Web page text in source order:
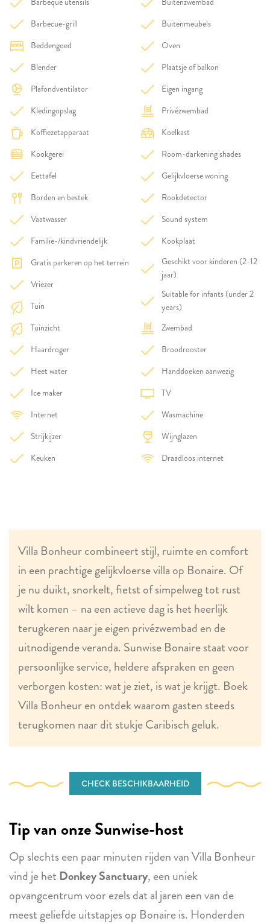
Barbecue-grill
Beddengoed
Blender
Plafondventilator
Kledingopslag
Koffiezetapparaat
Kookgerei
Eettafel
Borden en bestek
Vaatwasser
Familie-/kindvriendelijk
Gratis parkeren op het terrein
Vriezer
Tuin
Tuinzicht
Haardroger
Heet water
Ice maker
Internet
Strijkijzer
Keuken
Buitenmeubels
Oven
Plaatsje of balkon
Eigen ingang
Privézwembad
Koelkast
Room-darkening shades
Gelijkvloerse woning
Rookdetector
Sound system
Kookplaat
Geschikt voor kinderen (2-12
jaar)
Suitable for infants (under 2
years)
Zwembad
Broodrooster
Handdoeken aanwezig
TV
Wasmachine
Wijnglazen
Draadloos internet
Villa Bonheur combineert stijl, ruimte en comfort
in een prachtige gelijkvloerse villa op Bonaire. Of
je nu duikt, snorkelt, fietst of simpelweg tot rust
wilt komen – na een actieve dag is het heerlijk
terugkeren naar je eigen privézwembad en de
uitnodigende veranda. Sunwise Bonaire staat voor
persoonlijke service, heldere afspraken en geen
verborgen kosten: wat je ziet, is wat je krijgt. Boek
Villa Bonheur en ontdek waarom gasten steeds
terugkomen naar dit stukje Caribisch geluk.
CHECK BESCHIKBAARHEID
Tip van onze Sunwise-host
Op slechts een paar minuten rijden van Villa Bonheur
vind je het Donkey Sanctuary, een uniek
opvangcentrum voor ezels dat al jaren een van de
meest geliefde uitstapjes op Bonaire is. Honderden